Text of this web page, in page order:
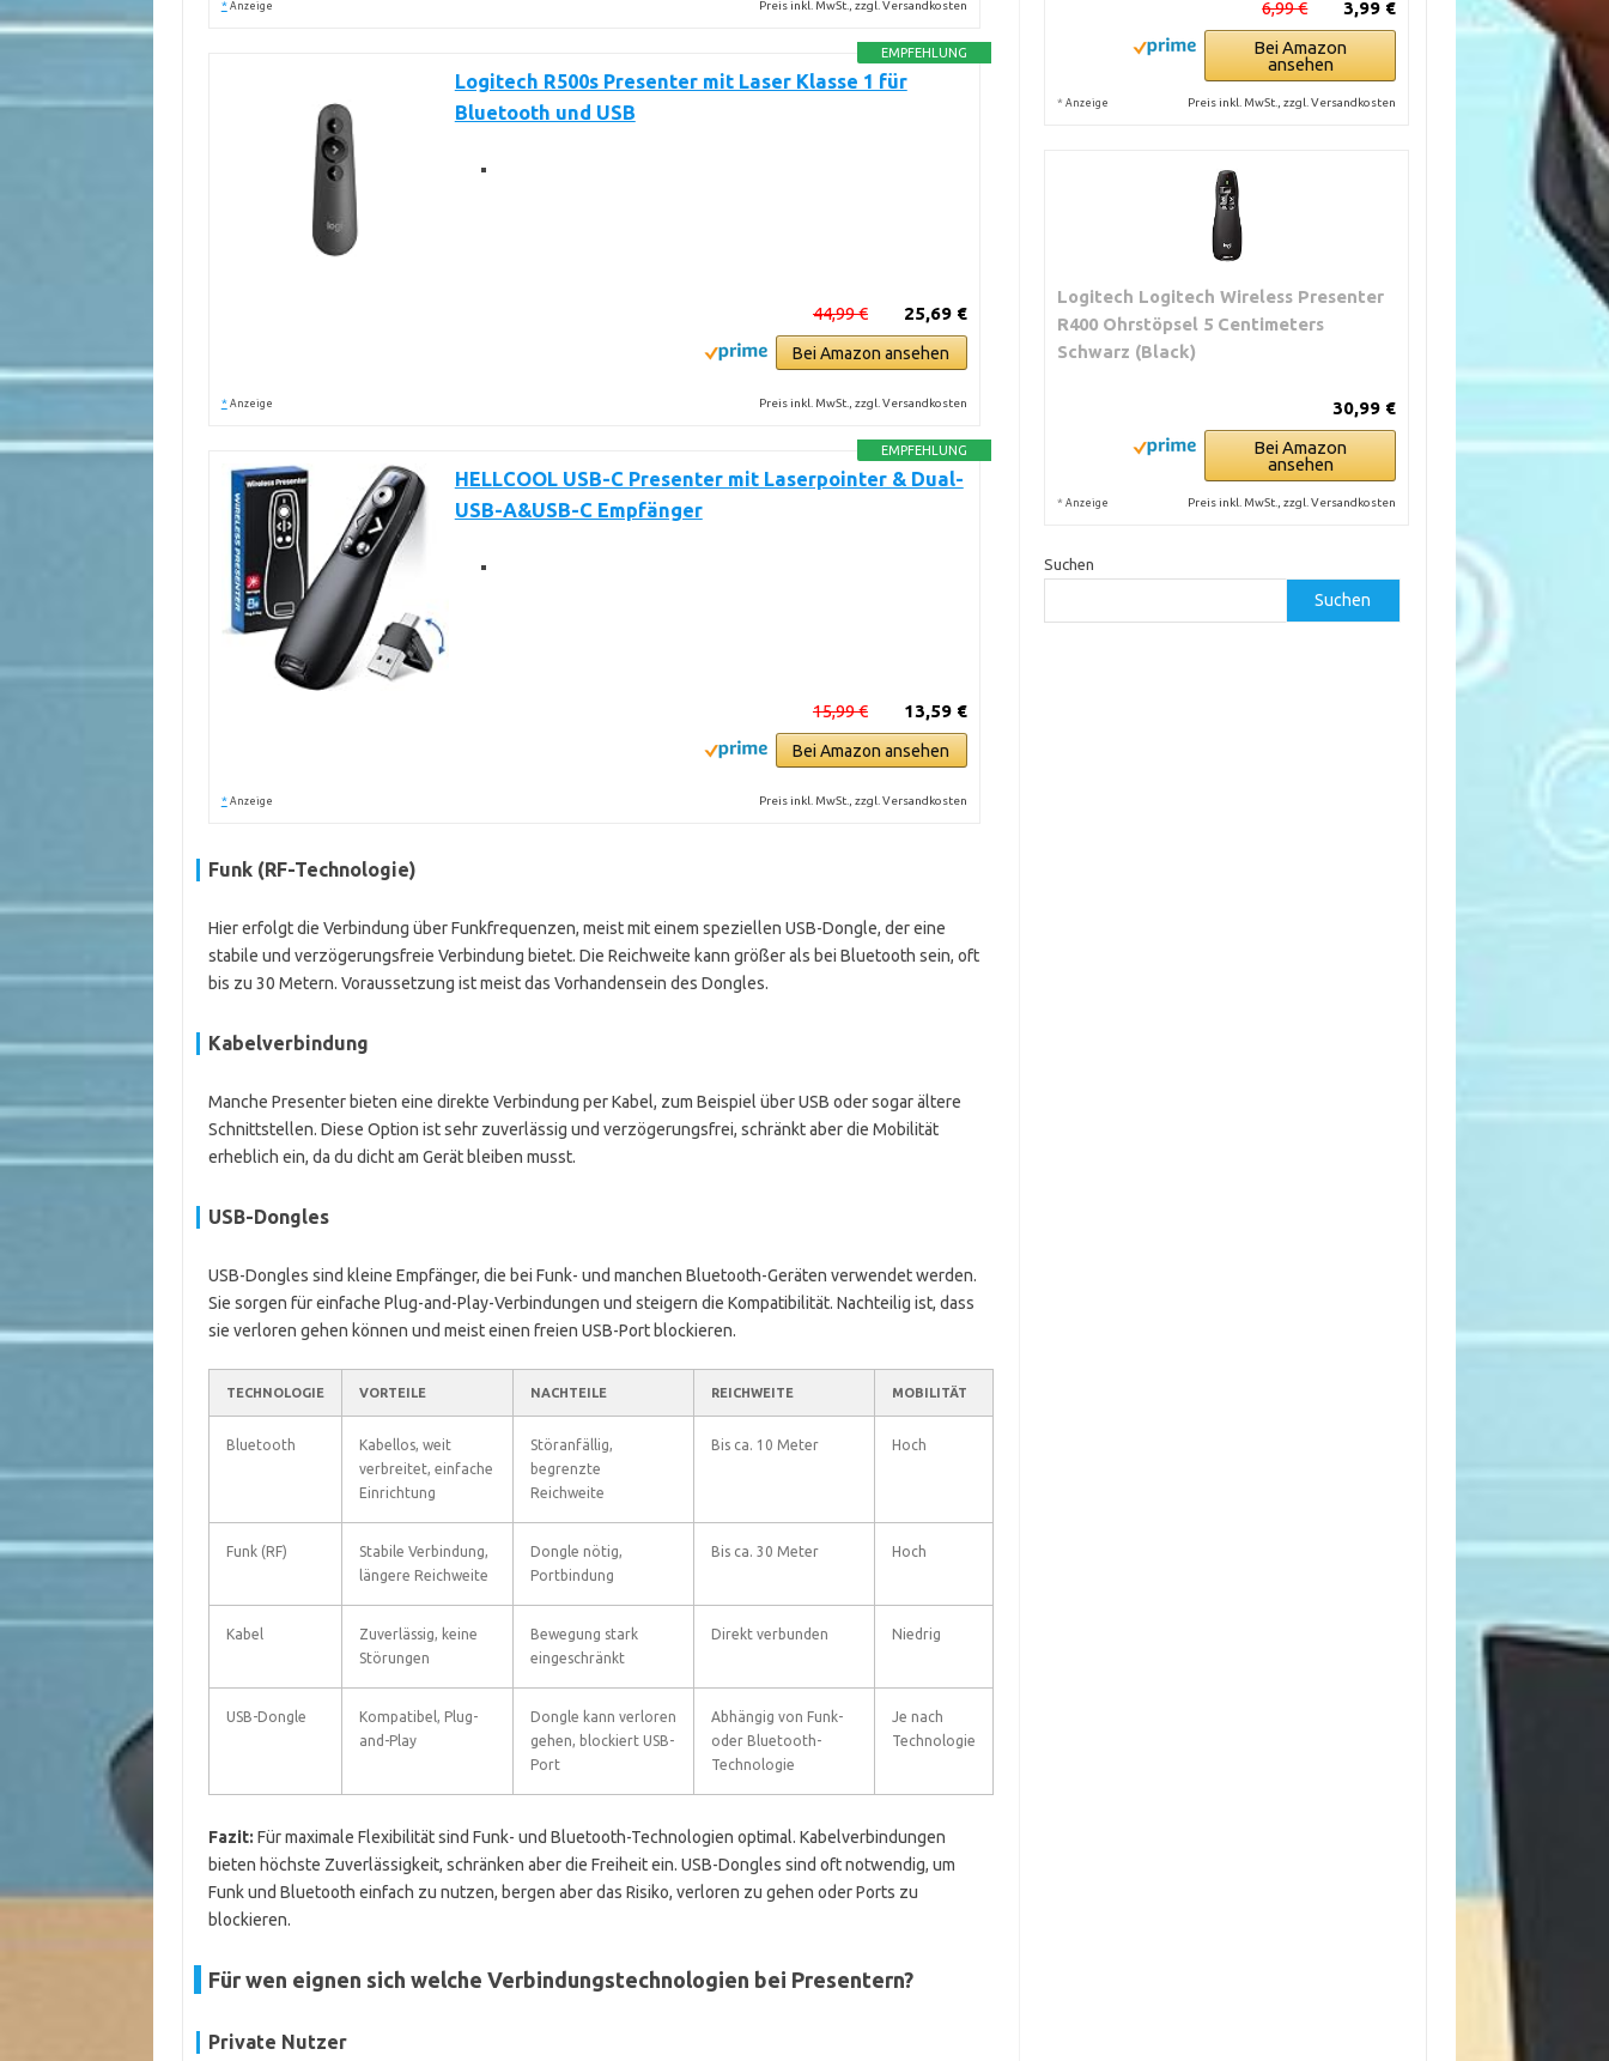
* Anzeige Preis inkl. MwSt., zzgl. Versandkosten
EMPFEHLUNG
Logitech R500s Presenter mit Laser Klasse 1 für
Bluetooth und USB
25,69 €
44,99 €
Bei Amazon ansehen
* Anzeige Preis inkl. MwSt., zzgl. Versandkosten
EMPFEHLUNG
HELLCOOL USB-C Presenter mit Laserpointer & Dual-
USB-A&USB-C Empfänger
13,59 €
15,99 €
Bei Amazon ansehen
* Anzeige Preis inkl. MwSt., zzgl. Versandkosten
Funk (RF-Technologie)
Hier erfolgt die Verbindung über Funkfrequenzen, meist mit einem speziellen USB-Dongle, der eine
stabile und verzögerungsfreie Verbindung bietet. Die Reichweite kann größer als bei Bluetooth sein, oft
bis zu 30 Metern. Voraussetzung ist meist das Vorhandensein des Dongles.
Kabelverbindung
Manche Presenter bieten eine direkte Verbindung per Kabel, zum Beispiel über USB oder sogar ältere
Schnittstellen. Diese Option ist sehr zuverlässig und verzögerungsfrei, schränkt aber die Mobilität
erheblich ein, da du dicht am Gerät bleiben musst.
USB-Dongles
USB-Dongles sind kleine Empfänger, die bei Funk- und manchen Bluetooth-Geräten verwendet werden.
Sie sorgen für einfache Plug-and-Play-Verbindungen und steigern die Kompatibilität. Nachteilig ist, dass
sie verloren gehen können und meist einen freien USB-Port blockieren.
TECHNOLOGIE VORTEILE NACHTEILE REICHWEITE MOBILITÄT
Bluetooth
Kabellos, weit
verbreitet, einfache
Einrichtung
Störanfällig,
begrenzte
Reichweite
Bis ca. 10 Meter Hoch
Funk (RF)
Stabile Verbindung,
längere Reichweite
Dongle nötig,
Portbindung
Bis ca. 30 Meter Hoch
Kabel
Zuverlässig, keine
Störungen
Bewegung stark
eingeschränkt
Direkt verbunden Niedrig
USB-Dongle
Kompatibel, Plug-
and-Play
Dongle kann verloren
gehen, blockiert USB-
Port
Abhängig von Funk-
oder Bluetooth-
Technologie
Je nach
Technologie
Fazit: Für maximale Flexibilität sind Funk- und Bluetooth-Technologien optimal. Kabelverbindungen
bieten höchste Zuverlässigkeit, schränken aber die Freiheit ein. USB-Dongles sind oft notwendig, um
Funk und Bluetooth einfach zu nutzen, bergen aber das Risiko, verloren zu gehen oder Ports zu
blockieren.
Für wen eignen sich welche Verbindungstechnologien bei Presentern?
Private Nutzer
3,99 €
6,99 €
Bei Amazon
ansehen
* Anzeige Preis inkl. MwSt., zzgl. Versandkosten
Logitech Logitech Wireless Presenter
R400 Ohrstöpsel 5 Centimeters
Schwarz (Black)
30,99 €
Bei Amazon
ansehen
* Anzeige Preis inkl. MwSt., zzgl. Versandkosten
Suchen
Suchen